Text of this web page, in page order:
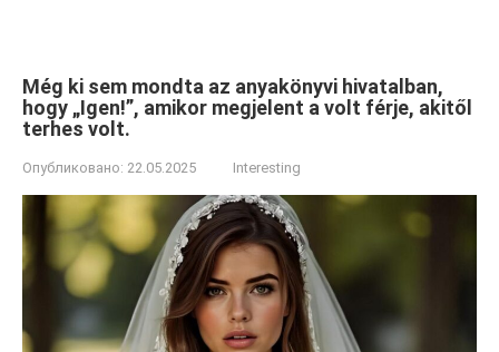
Még ki sem mondta az anyakönyvi hivatalban,
hogy „Igen!”, amikor megjelent a volt férje, akitől
terhes volt.
Опубликовано: 22.05.2025 Interesting